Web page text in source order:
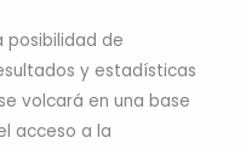
posibilidad de
y estadísticas
volcará en una base
acceso a la